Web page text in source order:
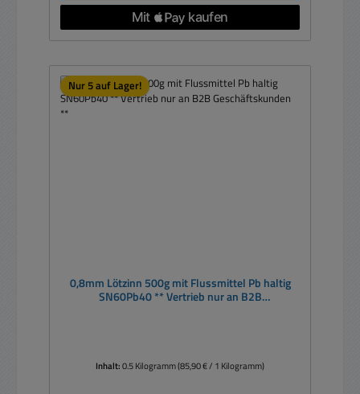
Nur 5 auf Lager!
0,8mm Lötzinn 500g mit Flussmittel Pb haltig
SN60Pb40 ** Vertrieb nur an B2B
Inhalt:0.5 Kilogramm(85,90 € / 1 Kilogramm)